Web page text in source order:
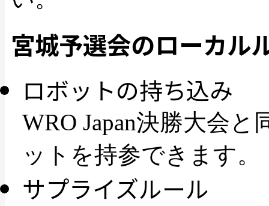
宮城予選会のローカル
ロボットの持ち込み
WRO Japan決勝大会
ットを持参できます。
サプライズルール